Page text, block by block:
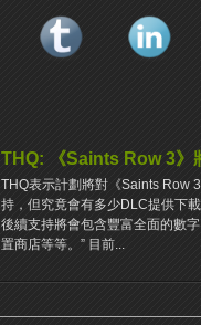
THQ: 《Saints Row 3》
THQ表示計劃將對《Saints Row
持，但究竟會有多少DLC提供下
後續支持將會包含豐富全面的數
置商店等等。” 目前...